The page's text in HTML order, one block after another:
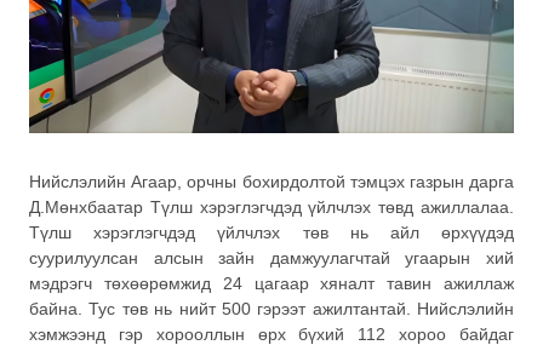
Нийслэлийн Агаар, орчны бохирдолтой тэмцэх газрын дарга
Д.Мөнхбаатар Түлш хэрэглэгчдэд үйлчлэх төвд ажиллалаа.
Түлш хэрэглэгчдэд үйлчлэх төв нь айл өрхүүдэд
суурилуулсан алсын зайн дамжуулагчтай угаарын хий
мэдрэгч төхөөрөмжид 24 цагаар хяналт тавин ажиллаж
байна. Тус төв нь нийт 500 гэрээт ажилтантай. Нийслэлийн
хэмжээнд гэр хорооллын өрх бүхий 112 хороо байдаг